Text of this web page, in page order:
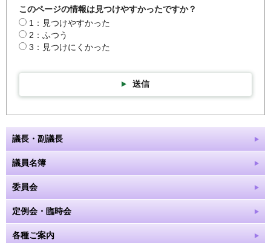
このページの情報は見つけやすかったですか？
1：見つけやすかった
2：ふつう
3：見つけにくかった
送信
議長・副議長
議員名簿
委員会
定例会・臨時会
各種ご案内